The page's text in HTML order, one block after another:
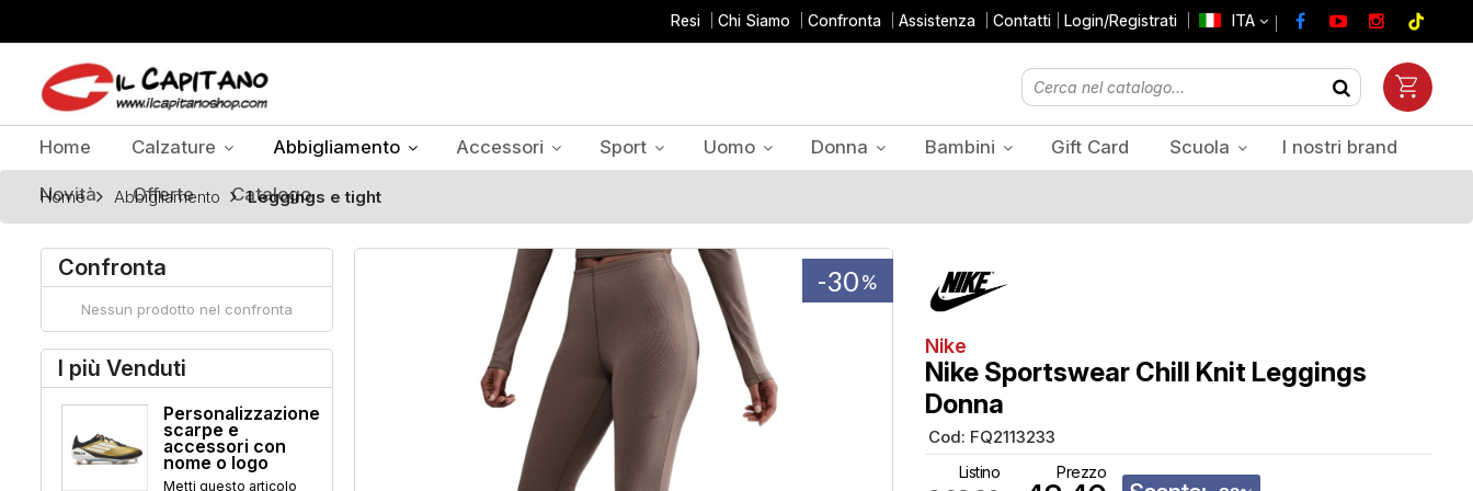
Resi Chi Siamo Confronta Assistenza Contatti Login/Registrati ITA
Home Calzature Abbigliamento Accessori Sport Uomo Donna Bambini Gift Card Scuola I nostri brand
Novità Offerte Catalogo
Home Abbigliamento Leggings e tight
-30%
Nike
Nike Sportswear Chill Knit Leggings
Donna
Cod: FQ2113233
Listino Prezzo
Confronta
Nessun prodotto nel confronta
I più Venduti
Personalizzazione
scarpe e
accessori con
nome o logo
Metti questo articolo